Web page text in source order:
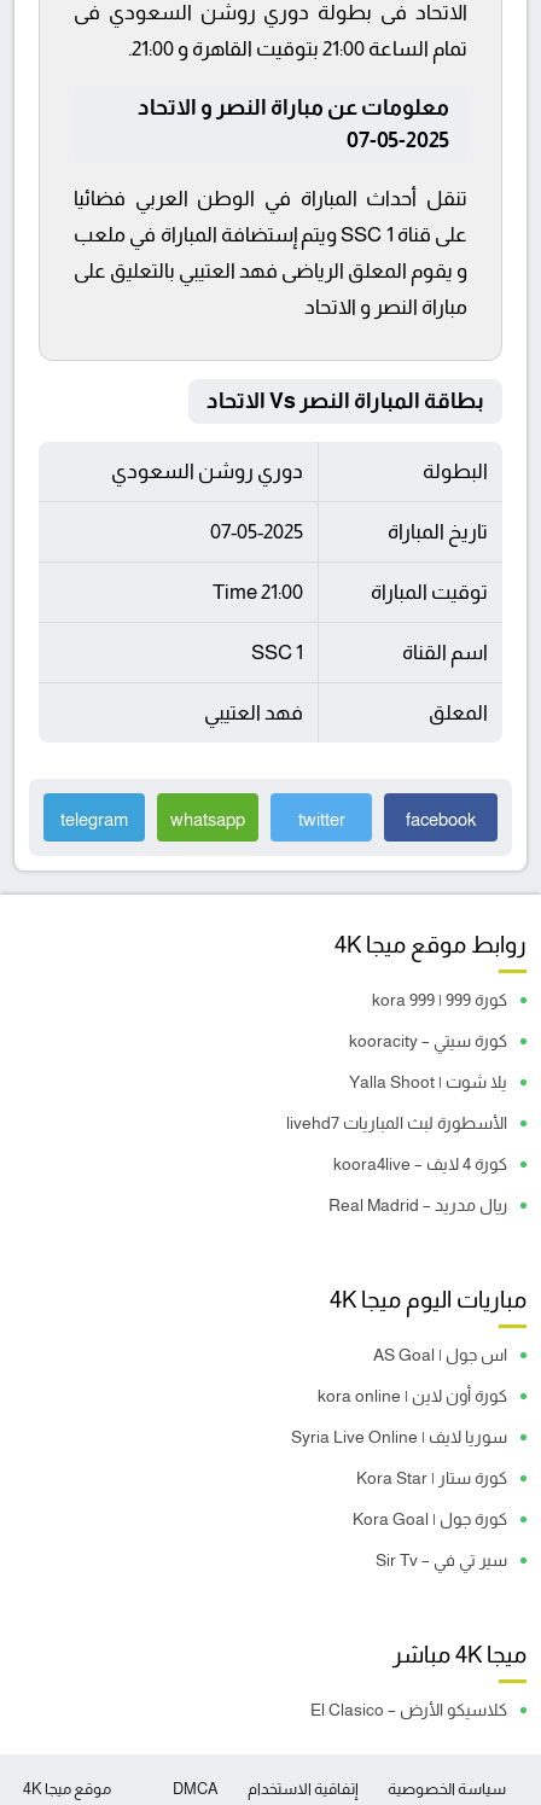
الاتحاد فى بطولة دوري روشن السعودي فى
تمام الساعة 21:00 بتوقيت القاهرة و 21:00.
معلومات عن مباراة النصر و الاتحاد
2025-05-07
تنقل أحداث المباراة في الوطن العربي فضائيا
على قناة SSC 1 ويتم إستضافة المباراة في ملعب
و يقوم المعلق الرياضى فهد العتيبي بالتعليق على
مباراة النصر و الاتحاد
بطاقة المباراة النصر Vs الاتحاد
البطولة دوري روشن السعودي
تاريخ المباراة 07-05-2025
توقيت المباراة 21:00 Time
اسم القناة SSC 1
المعلق فهد العتيبي
facebook
twitter
whatsapp
telegram
روابط موقع ميجا 4K
كورة 999 | kora 999
كورة سيتي – kooracity
يلا شوت | Yalla Shoot
الأسطورة لبث المباريات livehd7
كورة 4 لايف – koora4live
ريال مدريد – Real Madrid
مباريات اليوم ميجا 4K
اس جول | AS Goal
كورة أون لاين | kora online
سوريا لايف | Syria Live Online
كورة ستار | Kora Star
كورة جول | Kora Goal
سير تي في – Sir Tv
ميجا 4K مباشر
كلاسيكو الأرض – El Clasico
موقع ميجا 4K سياسة الخصوصية إتفاقية الاستخدام DMCA